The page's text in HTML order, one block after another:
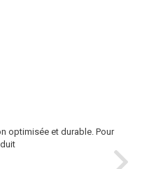
optimisée et durable. Pour